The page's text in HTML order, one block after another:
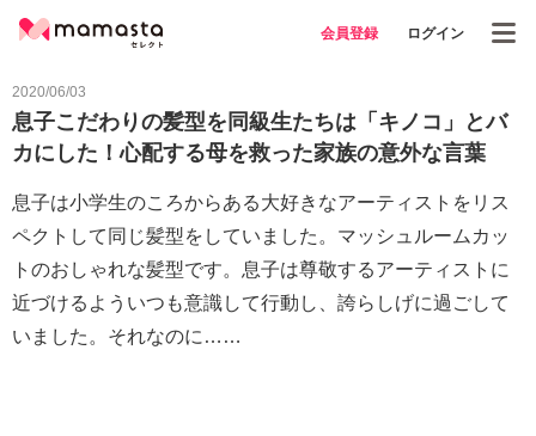
会員登録 ログイン
2020/06/03
息子こだわりの髪型を同級生たちは「キノコ」とバ
カにした！心配する母を救った家族の意外な言葉
息子は小学生のころからある大好きなアーティストをリス
ペクトして同じ髪型をしていました。マッシュルームカッ
トのおしゃれな髪型です。息子は尊敬するアーティストに
近づけるよういつも意識して行動し、誇らしげに過ごして
いました。それなのに……